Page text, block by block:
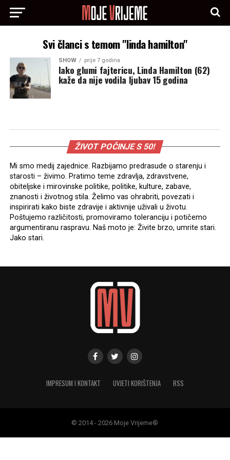
Svi članci s temom "linda hamilton"
SHOW prije 7 godina
Iako glumi fajtericu, Linda Hamilton (62)
kaže da nije vodila ljubav 15 godina
ŽIVOT POČINJE S 50!
Mi smo medij zajednice. Razbijamo predrasude o starenju i
starosti – živimo. Pratimo teme zdravlja, zdravstvene,
obiteljske i mirovinske politike, politike, kulture, zabave,
znanosti i životnog stila. Želimo vas ohrabriti, povezati i
inspirirati kako biste zdravije i aktivnije uživali u životu.
Poštujemo različitosti, promoviramo toleranciju i potičemo
argumentiranu raspravu. Naš moto je: Živite brzo, umrite stari.
Jako stari.
IMPRESUM I KONTAKT UVJETI KORIŠTENJA RSS
© 2014 - 2026 Moje Vrijeme®